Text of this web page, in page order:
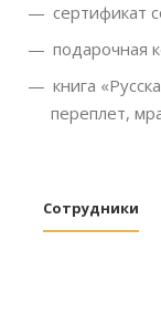
сертификат
подарочная
книга
переплет,
Сотрудники